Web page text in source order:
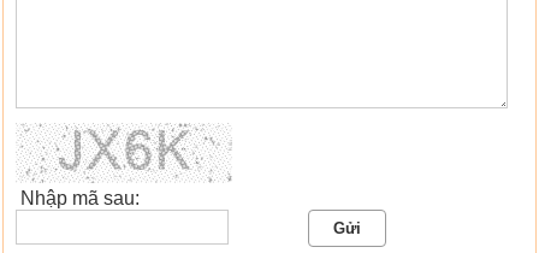
Nhập mã sau: